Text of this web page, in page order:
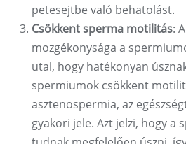
petesejtbe való behatolást.
Csökkent sperma motilitás:
mozgékonysága a
utal, hogy hatékonyan
spermiumok csökkent
asztenospermia, az
gyakori jele. Azt jelzi, hogy a